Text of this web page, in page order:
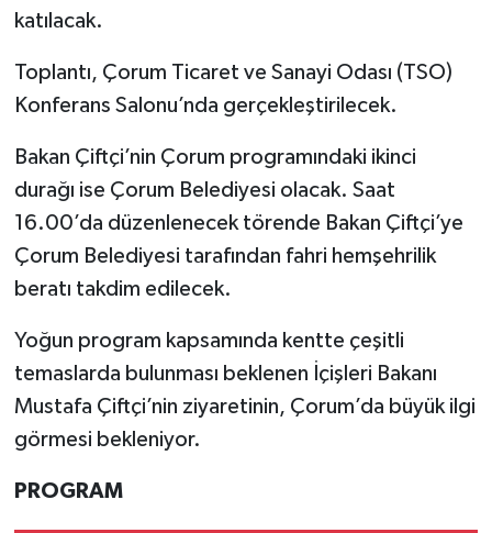
katılacak.
Toplantı, Çorum Ticaret ve Sanayi Odası (TSO)
Konferans Salonu’nda gerçekleştirilecek.
Bakan Çiftçi’nin Çorum programındaki ikinci
durağı ise Çorum Belediyesi olacak. Saat
16.00’da düzenlenecek törende Bakan Çiftçi’ye
Çorum Belediyesi tarafından fahri hemşehrilik
beratı takdim edilecek.
Yoğun program kapsamında kentte çeşitli
temaslarda bulunması beklenen İçişleri Bakanı
Mustafa Çiftçi’nin ziyaretinin, Çorum’da büyük ilgi
görmesi bekleniyor.
PROGRAM